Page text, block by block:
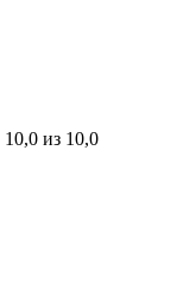
10,0 из 10,0